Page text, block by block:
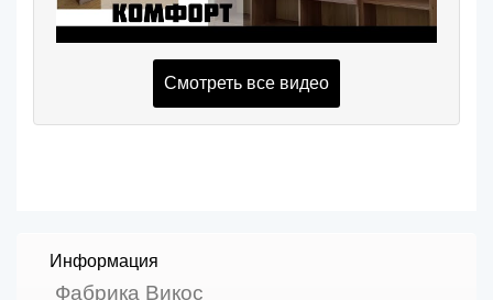
Смотреть все видео
Информация
Фабрика Викос